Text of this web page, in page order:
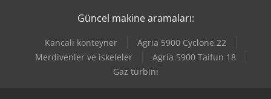
Güncel makine aramaları:
Kancalı konteyner
Agria 5900 Cyclone 22
Merdivenler ve iskeleler
Agria 5900 Taifun 18
Gaz türbini